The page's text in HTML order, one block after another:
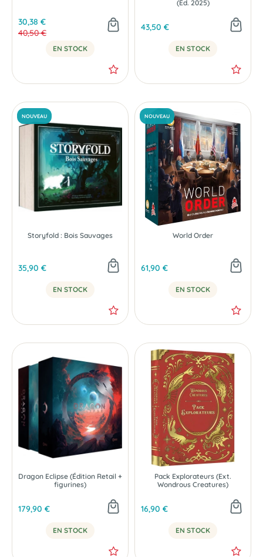
30,38 €
40,50 €
EN STOCK
(Éd. 2025)
43,50 €
EN STOCK
Storyfold : Bois Sauvages
35,90 €
EN STOCK
World Order
61,90 €
EN STOCK
Dragon Eclipse (Édition Retail +
figurines)
179,90 €
EN STOCK
Pack Explorateurs (Ext.
Wondrous Creatures)
16,90 €
EN STOCK